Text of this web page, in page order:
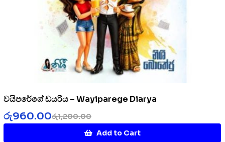
වයිපරේගේ ඩයරිය – Wayiparege Diarya
රු1,200.00
රු960.00
Add to Cart